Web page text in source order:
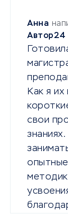
Анна
Автор24
Как я
свои